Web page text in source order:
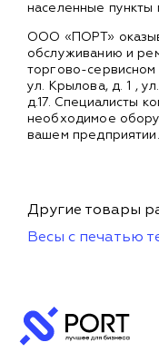
населенные пункты
ООО «ПОРТ»
обслуживанию и
торгово-
ул. Крылова, д. 1 ,
д.17. Специалисты
необходимое
вашем предприятии.
Другие товары
Весы с печатью